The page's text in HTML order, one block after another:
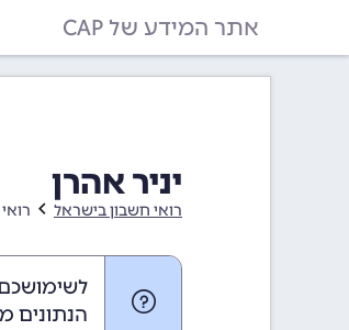
אתר המידע של CAP
יניר אהרן
רואי חשבון בישראל
הנתונים